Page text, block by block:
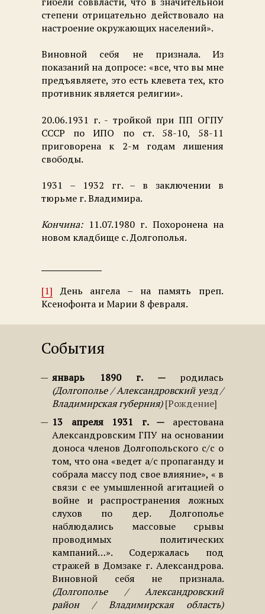
степени отрицательно действовало на
настроение окружающих населений».
Виновной себя не признала. Из
показаний на допросе: «все, что вы мне
предъявляете, это есть клевета тех, кто
противник является религии».
20.06.1931 г. - тройкой при ПП ОГПУ
СССР по ИПО по ст. 58-10, 58-11
приговорена к 2-м годам лишения
свободы.
1931 – 1932 гг. – в заключении в
тюрьме г. Владимира.
Кончина:11.07.1980 г. Похоронена на
новом кладбище с. Долгополья.
[1] День ангела – на память преп.
Ксенофонта и Марии 8 февраля.
События
январь 1890 г.
родилась
Долгополье / Александровский уезд /
Владимирская губерния
Рождение
13 апреля 1931 г.
арестована
Александровским ГПУ на основании
доноса членов Долгопольского с/с о
том, что она «ведет а/с пропаганду и
собрала массу под свое влияние», « в
связи с ее умышленной агитацией о
войне и распространения ложных
слухов по дер. Долгополье
наблюдались массовые срывы
проводимых политических
кампаний…». Содержалась под
стражей в Домзаке г. Александрова.
Виновной себя не признала.
Долгополье / Александровский
район / Владимирская область